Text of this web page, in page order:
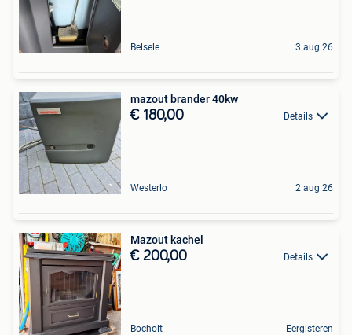
Belsele 3 aug 26
mazout brander 40kw
€ 180,00 Details
Westerlo 2 aug 26
Mazout kachel
€ 200,00 Details
Bocholt Eergisteren